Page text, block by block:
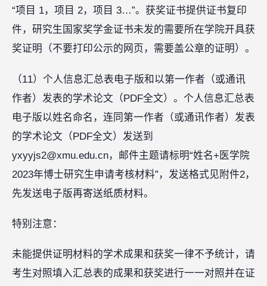
“项目 1，项目 2，项目 3…”。获奖证书提供证书复印
件，研究生国家奖学金证书未发的需要所在学院开具获
奖证明（不要打印公示的网页，需要盖公章的证明）。
（11）个人信息汇总表电子版和以第一作者（或通讯
作者）发表的学术论文（PDF全文）。个人信息汇总表
电子版以姓名命名，连同第一作者（或通讯作者）发表
的学术论文（PDF全文）发送到
yxyyjs2@xmu.edu.cn，邮件主题请标明“姓名+医学院
2023年博士研究生申请考核材料”，发送格式见附件2，
先发送电子版再寄送纸质材料。
特别注意：
未能提供证明材料的学术成果和获奖一律不予统计，请
考生对照填入汇总表的成果和获奖进行一一对照并在证